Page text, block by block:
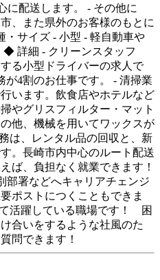
に配送します。 - その他に
、また県外のお客様のもとに
サイズ - 小型 - 軽自動車や
詳細 - クリーンスタッフ
る小型ドライバーの求人で
が4割のお仕事です。 - 清掃業
います。飲食店やホテルなど
やグリスフィルター・マット
他、機械を用いてワックスが
は、レンタル品の回収と、新
。長崎市内中心のルート配送
ば、負担なく就業できます！
部署などへキャリアチェンジ
ポストにつくこともできま
活躍している職場です！ 困
合いをするような社風のた
問できます！